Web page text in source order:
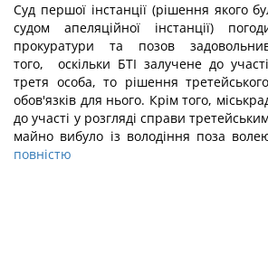
Суд першої інстанції (рішення якого
судом апеляційної інстанції)
прокуратури та позов
того, оскільки БТІ залучене до
третя особа, то рішення
обов'язків для нього. Крім того,
до участі у розгляді справи
майно вибуло із володіння поза
повністю